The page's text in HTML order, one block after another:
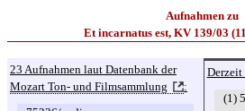
Aufnahmen zu
Et incarnatus est, KV 139/03
23 Aufnahmen laut Datenbank der
Mozart Ton- und Filmsammlung
:
(1)